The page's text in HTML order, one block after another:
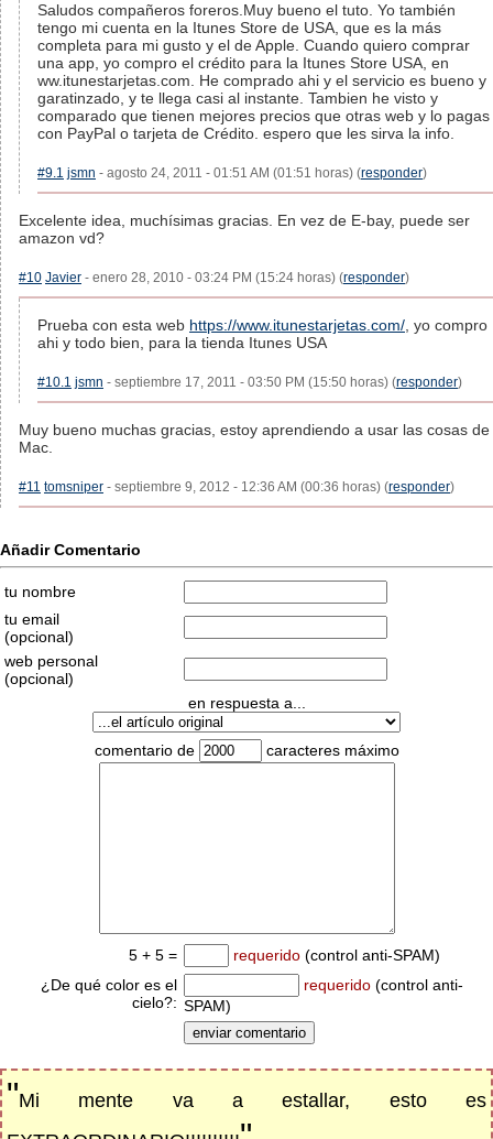
Saludos compañeros foreros.Muy bueno el tuto. Yo también
tengo mi cuenta en la Itunes Store de USA, que es la más
completa para mi gusto y el de Apple. Cuando quiero comprar
una app, yo compro el crédito para la Itunes Store USA, en
ww.itunestarjetas.com. He comprado ahi y el servicio es bueno y
garatinzado, y te llega casi al instante. Tambien he visto y
comparado que tienen mejores precios que otras web y lo pagas
con PayPal o tarjeta de Crédito. espero que les sirva la info.
#9.1 jsmn - agosto 24, 2011 - 01:51 AM (01:51 horas) (responder)
Excelente idea, muchísimas gracias. En vez de E-bay, puede ser
amazon vd?
#10 Javier - enero 28, 2010 - 03:24 PM (15:24 horas) (responder)
Prueba con esta web https://www.itunestarjetas.com/ , yo compro
ahi y todo bien, para la tienda Itunes USA
#10.1 jsmn - septiembre 17, 2011 - 03:50 PM (15:50 horas) (responder)
Muy bueno muchas gracias, estoy aprendiendo a usar las cosas de
Mac.
#11 tomsniper - septiembre 9, 2012 - 12:36 AM (00:36 horas) (responder)
Añadir Comentario
tu nombre
tu email
(opcional)
web personal
(opcional)
en respuesta a...
comentario de caracteres máximo
5 + 5 = requerido (control anti-SPAM)
¿De qué color es el
cielo?:
requerido (control anti-
SPAM)
"Mi mente va a estallar, esto es